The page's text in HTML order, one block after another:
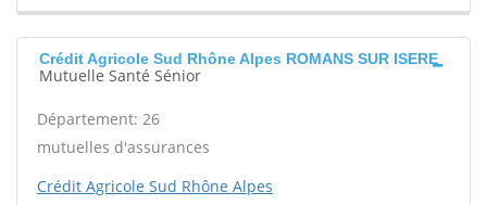
Crédit Agricole Sud Rhône Alpes ROMANS SUR ISERE
Mutuelle Santé Sénior
Département: 26
mutuelles d'assurances
Crédit Agricole Sud Rhône Alpes